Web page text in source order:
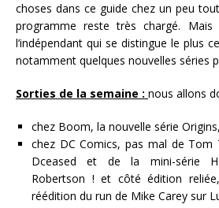
choses dans ce guide chez un peu
programme reste très chargé. Mais
l’indépendant qui se distingue le plus
notamment quelques nouvelles séries
Sorties de la semaine : nous allons
chez Boom, la nouvelle série
chez DC Comics, pas mal de Tom
Dceased et de la mini-série
Robertson ! et côté édition
réédition du run de Mike Carey sur